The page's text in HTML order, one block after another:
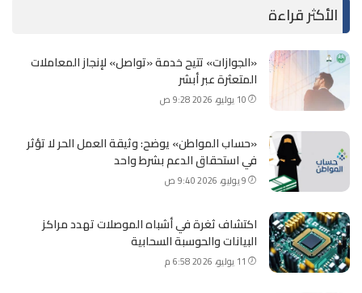
الأكثر قراءة
«الجوازات» تتيح خدمة «تواصل» لإنجاز المعاملات
المتعثرة عبر أبشر
10 يوليو، 2026 9:28 ص
«حساب المواطن» يوضح: وثيقة العمل الحر لا تؤثر
في استحقاق الدعم بشرط واحد
9 يوليو، 2026 9:40 ص
اكتشاف ثغرة في أشباه الموصلات تهدد مراكز
البيانات والحوسبة السحابية
11 يوليو، 2026 6:58 م